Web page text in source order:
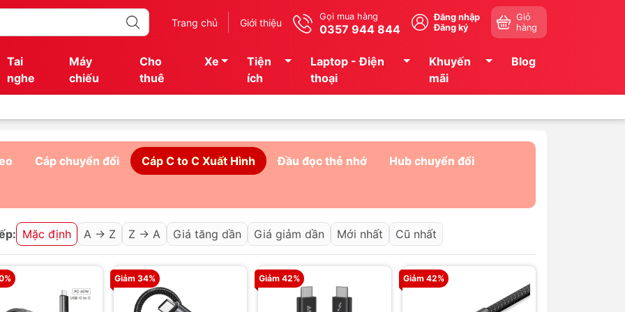
Trang chủ Giới thiệu Gọi mua hàng
0357 944 844
Đăng nhập
Đăng ký
Giỏ
hàng
Tai
nghe
Máy
chiếu
Cho
thuê
Xe
Tiện
ích
Laptop - Điện
thoại
Khuyến
mãi
Blog
Cáp chuyển đổi Cáp C to C Xuất Hình Đầu đọc thẻ nhớ
Hub chuyển đổi
Mặc định A → Z Z → A Giá tăng dần Giá giảm dần Mới nhất Cũ nhất
Giảm 34% Giảm 42% Giảm 42%